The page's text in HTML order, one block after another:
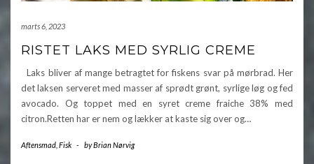
marts 6, 2023
RISTET LAKS MED SYRLIG CREME
Laks bliver af mange betragtet for fiskens svar på mørbrad. Her
det laksen serveret med masser af sprødt grønt, syrlige løg og fed
avocado. Og toppet med en syret creme fraiche 38% med
citron.Retten har er nem og lækker at kaste sig over og…
Aftensmad Fisk - byBrian Nørvig